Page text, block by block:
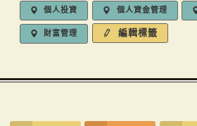
個人投資 個人資金管理
財富管理 編輯標籤